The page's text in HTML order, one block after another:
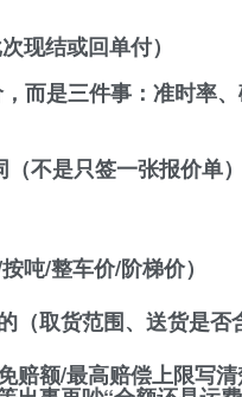
现结或回单付）
而是三件事：准时率
不是只签一张报价单）
吨/整车价/阶梯价）
（取货范围、送货是否
赔额/最高赔偿上限写